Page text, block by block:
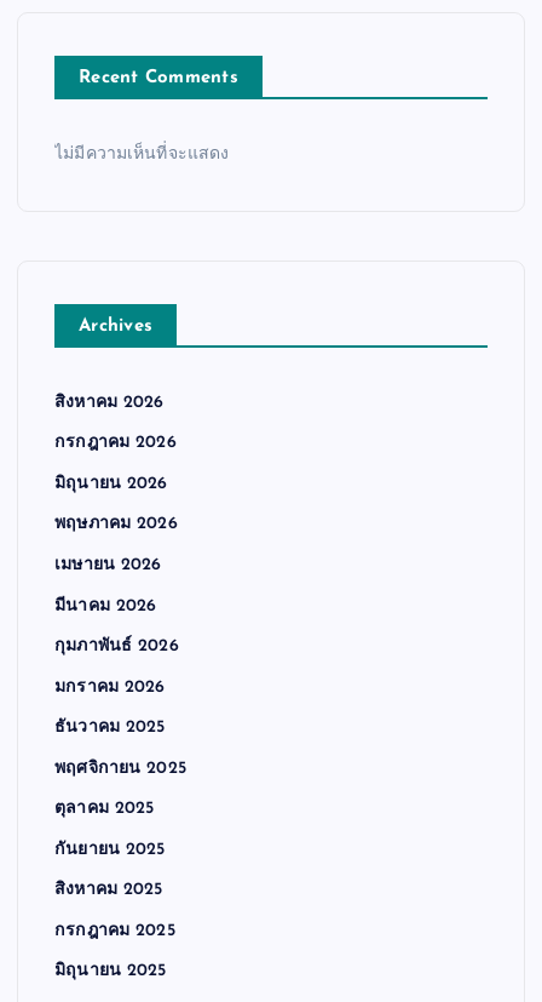
Recent Comments
ไม่มีความเห็นที่จะแสดง
Archives
สิงหาคม 2026
กรกฎาคม 2026
มิถุนายน 2026
พฤษภาคม 2026
เมษายน 2026
มีนาคม 2026
กุมภาพันธ์ 2026
มกราคม 2026
ธันวาคม 2025
พฤศจิกายน 2025
ตุลาคม 2025
กันยายน 2025
สิงหาคม 2025
กรกฎาคม 2025
มิถุนายน 2025